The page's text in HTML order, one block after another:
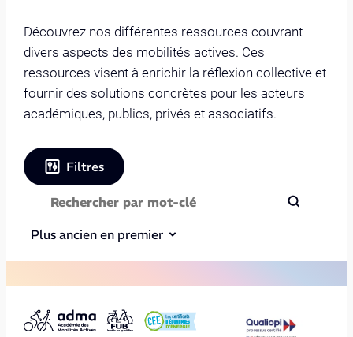
Découvrez nos différentes ressources couvrant
divers aspects des mobilités actives. Ces
ressources visent à enrichir la réflexion collective et
fournir des solutions concrètes pour les acteurs
académiques, publics, privés et associatifs.
Filtres
Plus ancien en premier